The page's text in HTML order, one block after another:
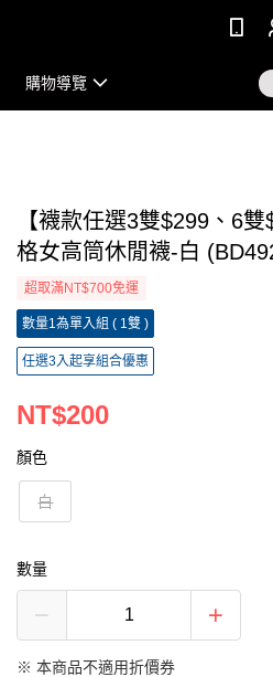
購物導覽
【襪款任選3雙$299、6
格女高筒休閒襪-白
超取滿NT$700免運
數量1為單入組 ( 1雙 )
任選3入起享組合優惠
NT$200
顏色
白
數量
※ 本商品不適用折價券